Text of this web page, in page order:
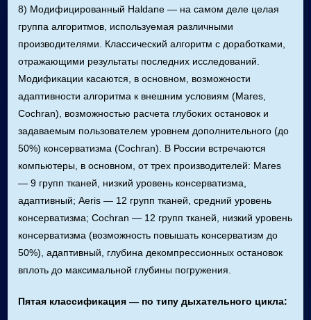
8) Модифицированный Haldane — на самом деле целая
группа алгоритмов, используемая различными
производителями. Классический алгоритм с доработками,
отражающими результаты последних исследований.
Модификации касаются, в основном, возможности
адаптивности алгоритма к внешним условиям (Mares,
Cochran), возможностью расчета глубоких остановок и
задаваемым пользователем уровнем дополнительного (до
50%) консерватизма (Cochran). В России встречаются
компьютеры, в основном, от трех производителей: Mares
— 9 групп тканей, низкий уровень консерватизма,
адаптивный; Aeris — 12 групп тканей, средний уровень
консерватизма; Cochran — 12 групп тканей, низкий уровень
консерватизма (возможность повышать консерватизм до
50%), адаптивный, глубина декомпрессионных остановок
вплоть до максимальной глубины погружения.
Пятая классификация — по типу дыхательного цикла: